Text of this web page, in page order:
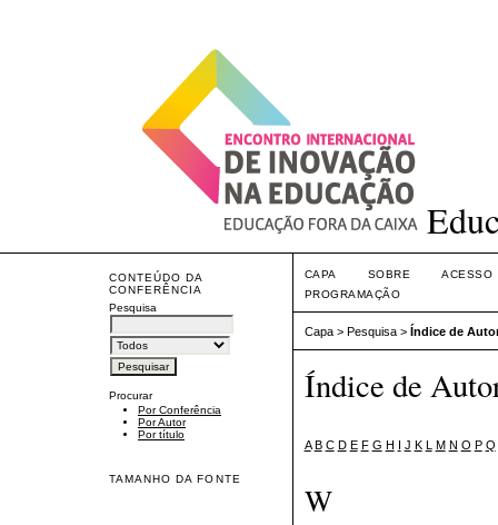
CONTEÚDO DA
CONFERÊNCIA
Pesquisa
Procurar
Por Conferência
Por Autor
Por título
TAMANHO DA FONTE
CAPA SOBRE
ACESSO
PROGRAMAÇÃO
Capa> Pesquisa> Índice de
Índice de
A B C D E F G H I J K L M N O P Q
W